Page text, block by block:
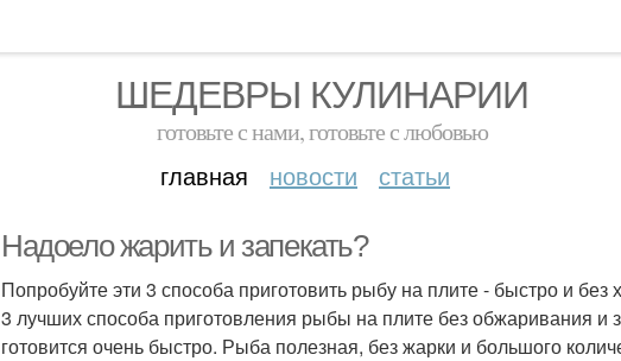
ШЕДЕВРЫ КУЛИНАРИИ
готовьте с нами, готовьте с любовью
главная новости статьи
Надоело жарить и запекать?
Попробуйте эти 3 способа приготовить рыбу на плите - быстро и без
3 лучших способа приготовления рыбы на плите без обжаривания и
готовится очень быстро. Рыба полезная, без жарки и большого